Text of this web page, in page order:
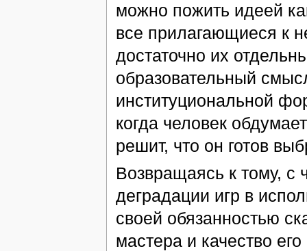
можно пожить идеей
все прилагающиеся к
достаточно их
образовательный
институциональной
когда человек
решит, что он готов
Возвращаясь к тому,
деградации игр в
своей обязанностью
мастера и качество